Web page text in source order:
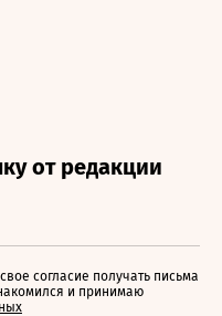
согласие получать письма
и принимаю